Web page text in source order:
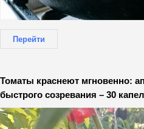
Перейти
Томаты краснеют мгновенно:
быстрого созревания – 30